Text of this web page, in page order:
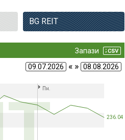
BG REIT
« »